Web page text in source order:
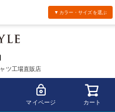
ツ工場直販店
マイページ カート
▼カラー・サイズを選ぶ